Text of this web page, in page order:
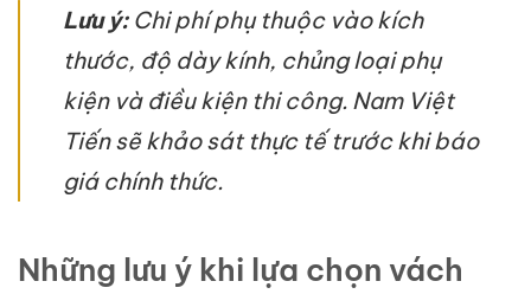
Lưu ý:Chi phí phụ thuộc vào kích
thước, độ dày kính, chủng loại phụ
kiện và điều kiện thi công. Nam Việt
Tiến sẽ khảo sát thực tế trước khi báo
giá chính thức.
Những lưu ý khi lựa chọn vách